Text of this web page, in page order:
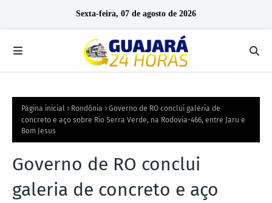
Sexta-feira, 07 de agosto de 2026
Página inicial Rondônia
Governo de RO conclui galeria de
concreto e aço sobre Rio Serra Verde, na Rodovia-466, entre Jaru e
Bom Jesus
Governo de RO conclui
galeria de concreto e aço